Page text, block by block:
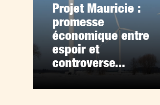
Projet Mauricie :
promesse
économique entre
espoir et
controverse...